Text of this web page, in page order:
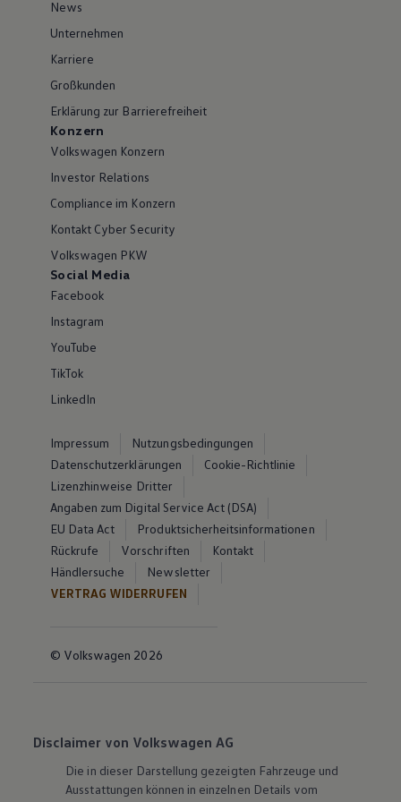
News
Unternehmen
Karriere
Großkunden
Erklärung zur Barrierefreiheit
Konzern
Volkswagen Konzern
Investor Relations
Compliance im Konzern
Kontakt Cyber Security
Volkswagen PKW
Social Media
Facebook
Instagram
YouTube
TikTok
LinkedIn
Impressum
Nutzungsbedingungen
Datenschutzerklärungen
Cookie-Richtlinie
Lizenzhinweise Dritter
Angaben zum Digital Service Act (DSA)
EU Data Act
Produktsicherheitsinformationen
Rückrufe
Vorschriften
Kontakt
Händlersuche
Newsletter
VERTRAG WIDERRUFEN
© Volkswagen 2026
Disclaimer von Volkswagen AG
Die in dieser Darstellung gezeigten Fahrzeuge und
Ausstattungen können in einzelnen Details vom